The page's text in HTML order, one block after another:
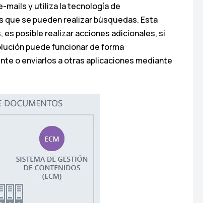
mails y utiliza la tecnología de
se pueden realizar búsquedas. Esta
posible realizar acciones adicionales, si
puede funcionar de forma
o enviarlos a otras aplicaciones mediante